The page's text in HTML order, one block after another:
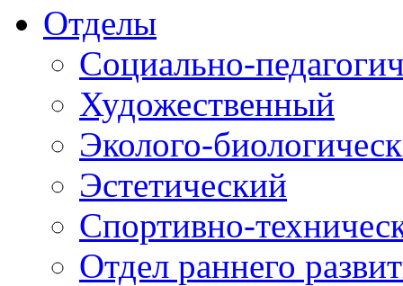
Отделы
Социально-
Художественный
Эколого-
Эстетический
Спортивно-
Отдел раннего